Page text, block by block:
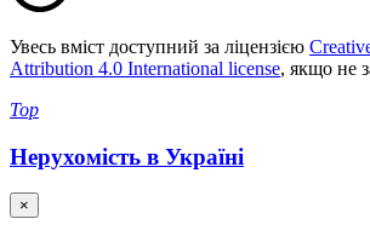
Увесь вміст доступний за ліцензією
Attribution 4.0 International license, якщо не
Top
Нерухомість в Україні
×